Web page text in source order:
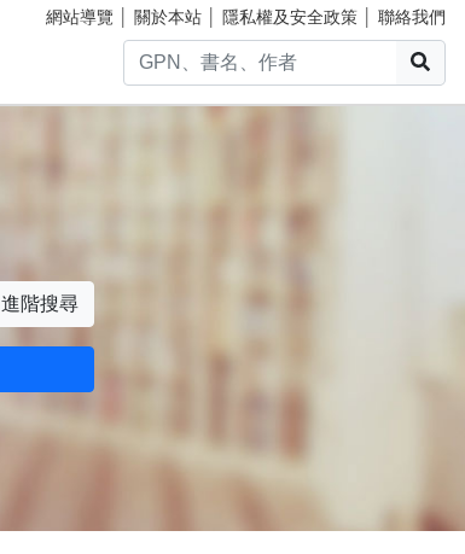
網站導覽 關於本站 隱私權及安全政策 聯絡我們
進階搜尋